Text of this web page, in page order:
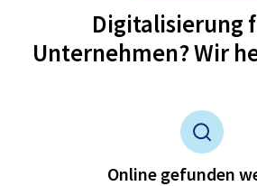
Digitalisierung
Unternehmen? Wir
Online gefunden